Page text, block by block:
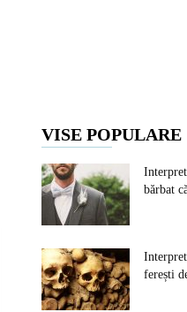
VISE POPULARE
bărbat
ferești